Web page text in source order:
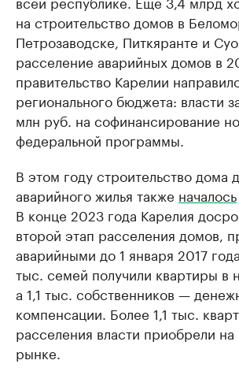
на строительство домов в
Петрозаводске, Питкяранте и
расселение аварийных домов в
правительство Карелии
регионального бюджета: власти
млн руб. на софинансирование
федеральной программы.
В этом году строительство дома
аварийного жилья также началось
В конце 2023 года Карелия
второй этап расселения домов,
аварийными до 1 января 2017
тыс. семей получили квартиры в
а 1,1 тыс. собственников —
компенсации. Более 1,1 тыс.
расселения власти приобрели
рынке.